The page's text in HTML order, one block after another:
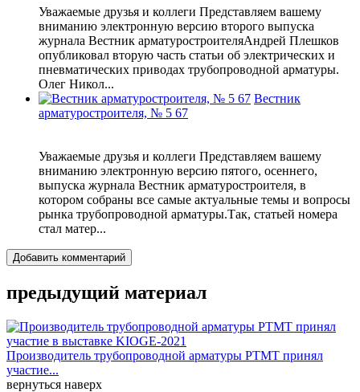
Уважаемые друзья и коллеги Представляем вашему
вниманию электронную версию второго выпуска
журнала Вестник арматуростроителяАндрей Плешков
опубликовал вторую часть статьи об электрических и
пневматических приводах трубопроводной арматуры.
Олег Никол...
Вестник
арматуростроителя, № 5 67
Уважаемые друзья и коллеги Представляем вашему
вниманию электронную версию пятого, осеннего,
выпуска журнала Вестник арматуростроителя, в
котором собраны все самые актуальные темы и вопросы
рынка трубопроводной арматуры.Так, статьей номера
стал матер...
Добавить комментарий
предыдущий материал
Производитель трубопроводной арматуры РТМТ принял
участие...
вернуться наверх